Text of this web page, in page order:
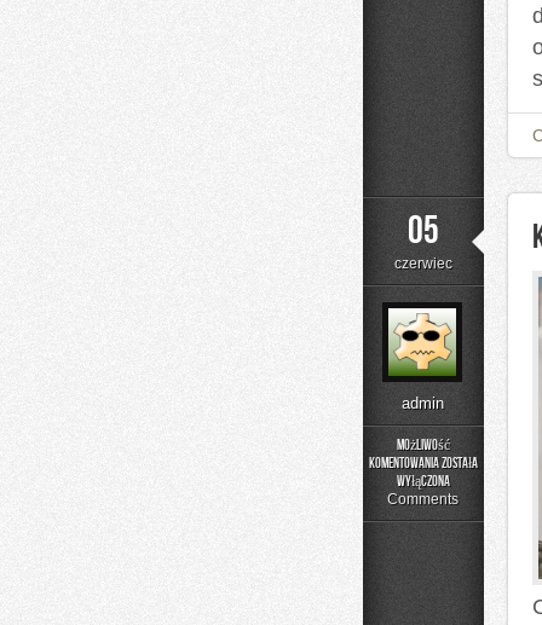
05
czerwiec
admin
Możliwość
komentowania
Europie
została
wyłączona
Comments